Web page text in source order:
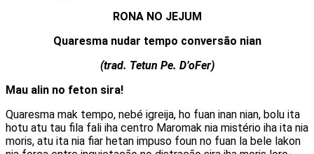
RONA NO JEJUM
Quaresma nudar tempo conversão nian
(trad. Tetun Pe. D’oFer)
Mau alin no feton sira!
Quaresma mak tempo, nebé igreija, ho fuan inan nian, bolu ita
hotu atu tau fila fali iha centro Maromak nia mistério iha ita nia
moris, atu ita nia fiar hetan impuso foun no fuan la bele lakon